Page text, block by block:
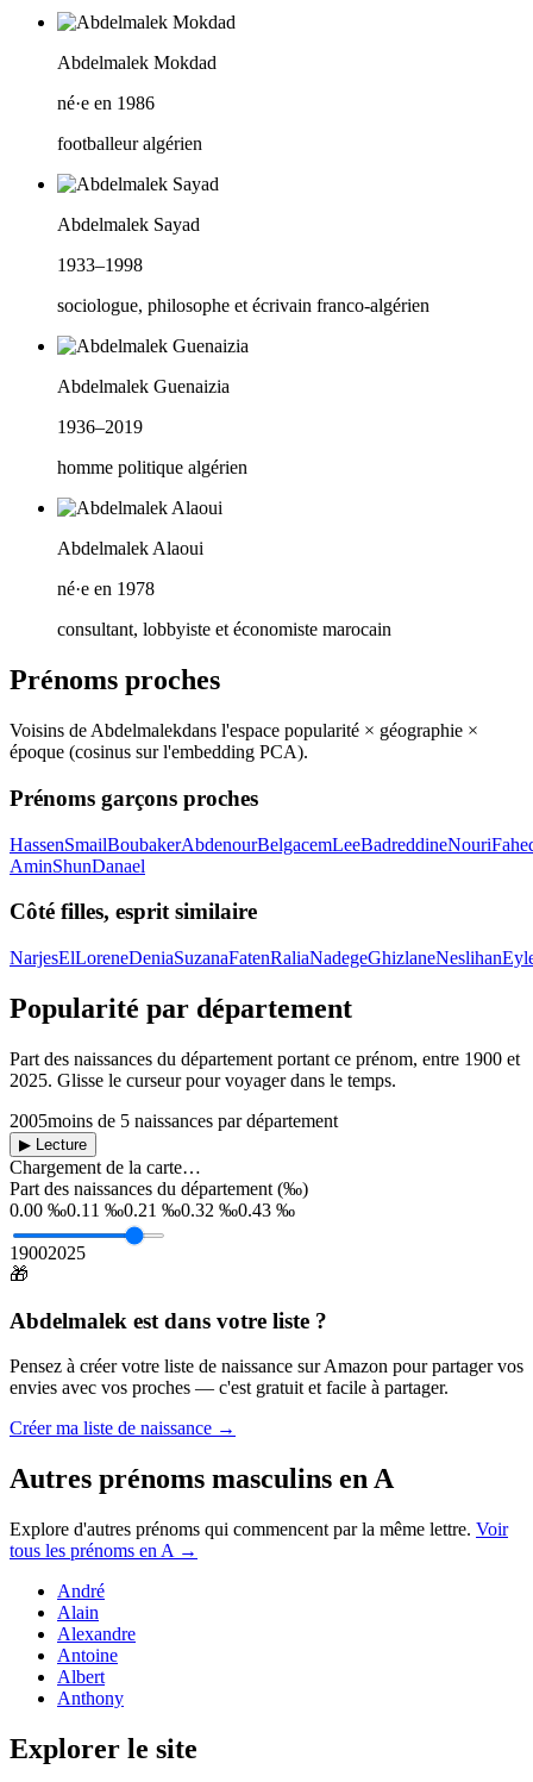
Abdelmalek Mokdad
né·e en 1986
footballeur algérien
Abdelmalek Sayad
1933–1998
sociologue, philosophe et écrivain franco-algérien
Abdelmalek Guenaizia
1936–2019
homme politique algérien
Abdelmalek Alaoui
né·e en 1978
consultant, lobbyiste et économiste marocain
Prénoms proches
Voisins de Abdelmalekdans l'espace popularité × géographie ×
époque (cosinus sur l'embedding PCA).
Prénoms garçons proches
HassenSmailBoubakerAbdenourBelgacemLeeBadreddineNouri
AminShunDanael
Côté filles, esprit similaire
NarjesElLoreneDeniaSuzanaFatenRaliaNadegeGhizlaneNeslihan
Popularité par département
Part des naissances du département portant ce prénom, entre 1900 et
2025. Glisse le curseur pour voyager dans le temps.
2005moins de 5 naissances par département
▶ Lecture
Chargement de la carte…
Part des naissances du département (‰)
0.00 ‰0.11 ‰0.21 ‰0.32 ‰0.43 ‰
19002025
🎁
Abdelmalek est dans votre liste ?
Pensez à créer votre liste de naissance sur Amazon pour partager vos
envies avec vos proches — c'est gratuit et facile à partager.
Créer ma liste de naissance →
Autres prénoms masculins en A
Explore d'autres prénoms qui commencent par la même lettre. Voir
tous les prénoms en A →
André
Alain
Alexandre
Antoine
Albert
Anthony
Explorer le site